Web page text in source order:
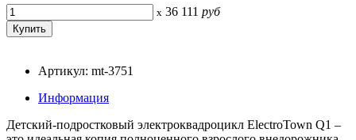
x 36 111 руб
Артикул: mt-3751
Информация
Детский-подростковый электроквадроцикл ElectroTown Q1 –